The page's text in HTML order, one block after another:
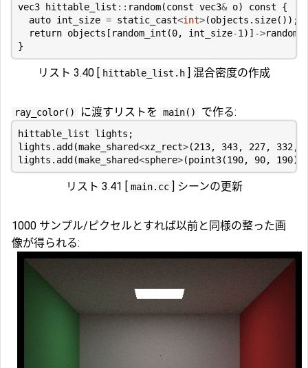
vec3 hittable_list :: random(const vec3& o) const
{
auto int_size = static_cast<int>(objects . size());
return objects [ random_int (0, int_size-1 )] ->random
}
リスト 3.40 [ hittable_list.h ] 混合密度の作成
ray_color() に渡すリストを main() で作る:
hittable_list lights ;
lights . add (make_shared<xz_rect>(213, 343, 227, 332,
lights . add (make_shared<sphere>(point3(190, 90, 190),
リスト 3.41 [ main.cc ] シーンの更新
1000 サンプル/ピクセルとすれば以前と同様の整った画
像が得られる: